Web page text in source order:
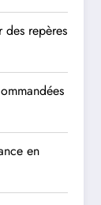
repères
en